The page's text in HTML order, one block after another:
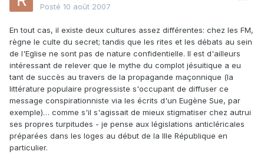
Posté 10 août 2007
En tout cas, il existe deux cultures assez différentes: chez les FM,
règne le culte du secret; tandis que les rites et les débats au sein
de l'Eglise ne sont pas de nature confidentielle. Il est d'ailleurs
intéressant de relever que le mythe du complot jésuitique a eu
tant de succès au travers de la propagande maçonnique (la
littérature populaire progressiste s'occupant de diffuser ce
message conspirationniste via les écrits d'un Eugène Sue, par
exemple)… comme s'il s'agissait de mieux stigmatiser chez autrui
ses propres turpitudes - je pense aux législations anticléricales
préparées dans les loges au début de la IIIe République en
particulier.